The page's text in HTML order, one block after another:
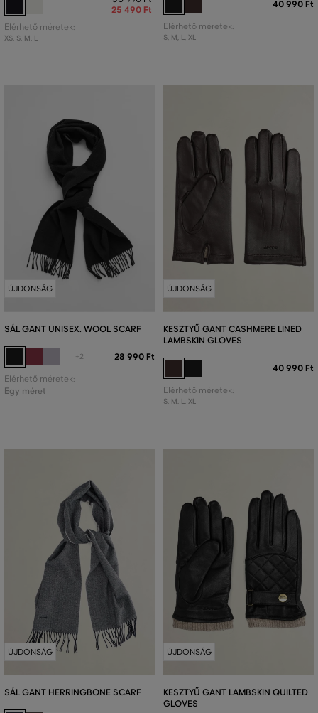
25 490 Ft
Elérhető méretek:
XS, S, M L
40 990 Ft
Elérhető méretek:
S, M L XL
ÚJDONSÁG
SÁL GANT UNISEX. WOOL SCARF
+2 28 990 Ft
Elérhető méretek:
Egy méret
ÚJDONSÁG
KESZTYŰ GANT CASHMERE LINED
LAMBSKIN GLOVES
40 990 Ft
Elérhető méretek:
S, M, L, XL
ÚJDONSÁG
SÁL GANT HERRINGBONE SCARF
ÚJDONSÁG
KESZTYŰ GANT LAMBSKIN QUILTED
GLOVES